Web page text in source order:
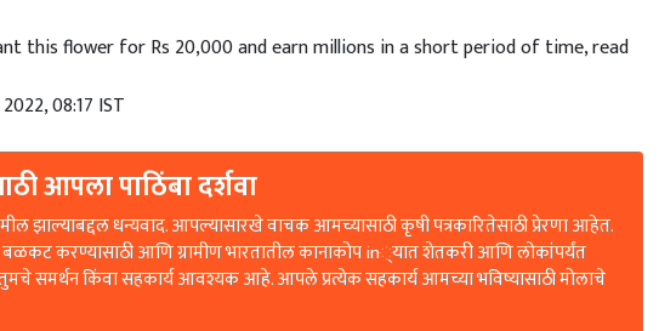
this flower for Rs 20,000 and earn millions in a short period of time, read
08:17 IST
आपला पाठिंबा दर्शवा
झाल्याबद्दल धन्यवाद. आपल्यासारखे वाचक आमच्यासाठी कृषी पत्रकारितेसाठी प्रेरणा आहेत.
बळकट करण्यासाठी आणि ग्रामीण भारतातील कानाकोप in्यात शेतकरी आणि लोकांपर्यंत
तुमचे समर्थन किंवा सहकार्य आवश्यक आहे. आपले प्रत्येक सहकार्य आमच्या भविष्यासाठी मोलाचे